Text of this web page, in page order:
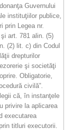
Guvernului
instituţiilor publice,
prin Legea nr.
art. 781 alin. (5)
(2) lit. c) din Codul
drepturilor
şi societăţi
Obligatorie,
civilă”.
că, în instanţele
privire la aplicarea
executarea
titluri executorii.